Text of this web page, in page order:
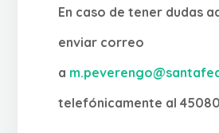
En caso de tener dudas
enviar correo
a
telefónicamente al